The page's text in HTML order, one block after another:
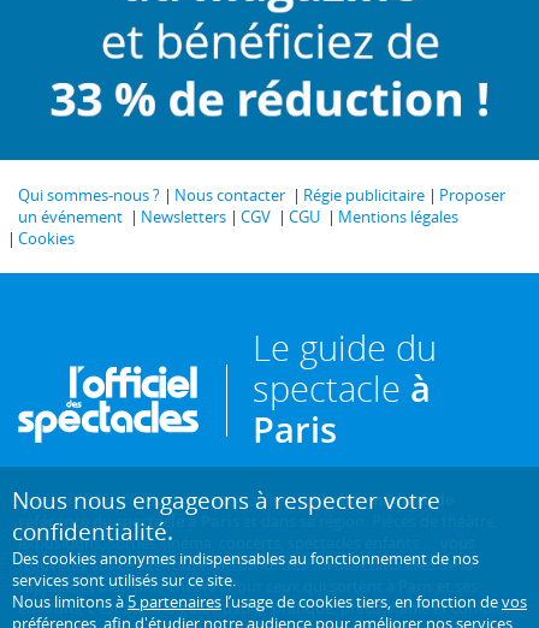
Qui sommes-nous ? Nous contacter Régie publicitaire
Proposer
un événement
Newsletters CGV CGU
Mentions légales
Cookies
Le guide du
spectacle à
Paris
Créé en 1946, L'Officiel des spectacles estl'hebdomadaire de
référence du spectacle à Paris
et dans sa région. Pièces de théâtre,
expositions, sorties cinéma, concerts, spectacles enfants... : vous
trouverez sur ce site toute l'actualité des sorties culturelles de la
capitale, et bien plus encore ! Pour ceux qui sortent à Paris et ses
environs, c'est aussi le guide papier pratique, précis, fiable et complet.
Nous nous engageons à respecter votre
confidentialité.
Des cookies anonymes indispensables au fonctionnement de nos
services sont utilisés sur ce site.
Nous limitons à5 partenaires l’usage de cookies tiers, en fonction devos
préférences , afin d'étudier notre audience pour améliorer nos services